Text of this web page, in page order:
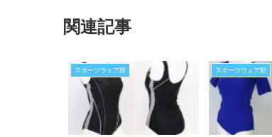
関連記事
スポーツウェア類 スポーツウェア類